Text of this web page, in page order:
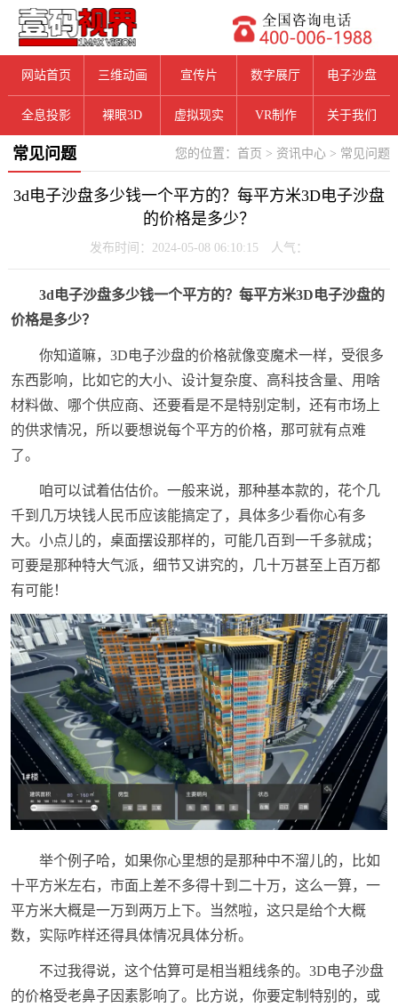
网站首页 三维动画 宣传片 数字展厅 电子沙盘
全息投影 裸眼3D 虚拟现实 VR制作 关于我们
您的位置： 首页 > 资讯中心 > 常见问题
常见问题
3d电子沙盘多少钱一个平方的？每平方米3D电子沙盘
的价格是多少？
发布时间：2024-05-08 06:10:15 人气：
3d电子沙盘多少钱一个平方的？每平方米3D电子沙盘的
价格是多少？
你知道嘛，3D电子沙盘的价格就像变魔术一样，受很多
东西影响，比如它的大小、设计复杂度、高科技含量、用啥
材料做、哪个供应商、还要看是不是特别定制，还有市场上
的供求情况，所以要想说每个平方的价格，那可就有点难
了。
咱可以试着估估价。一般来说，那种基本款的，花个几
千到几万块钱人民币应该能搞定了，具体多少看你心有多
大。小点儿的，桌面摆设那样的，可能几百到一千多就成；
可要是那种特大气派，细节又讲究的，几十万甚至上百万都
有可能！
举个例子哈，如果你心里想的是那种中不溜儿的，比如
十平方米左右，市面上差不多得十到二十万，这么一算，一
平方米大概是一万到两万上下。当然啦，这只是给个大概
数，实际咋样还得具体情况具体分析。
不过我得说，这个估算可是相当粗线条的。3D电子沙盘
的价格受老鼻子因素影响了。比方说，你要定制特别的，或